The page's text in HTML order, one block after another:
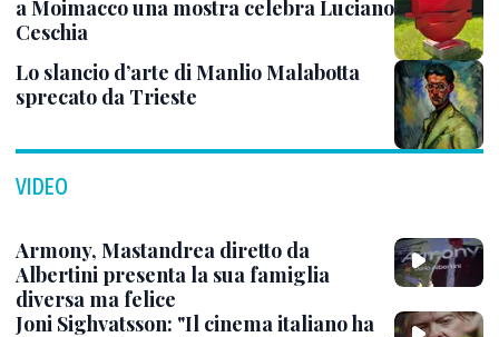
a Moimacco una mostra celebra Luciano
Ceschia
Lo slancio d’arte di Manlio Malabotta
sprecato da Trieste
VIDEO
Armony, Mastandrea diretto da
Albertini presenta la sua famiglia
diversa ma felice
Joni Sighvatsson: "Il cinema italiano ha